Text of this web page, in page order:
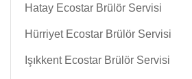
Hatay Ecostar Brülör Servisi
Hürriyet Ecostar Brülör Servisi
Işıkkent Ecostar Brülör Servisi